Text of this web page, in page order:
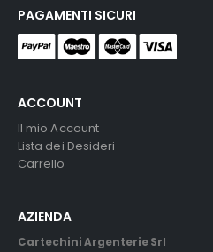
ACCOUNT
Il mio Account
Lista dei Desideri
Carrello
AZIENDA
Cartechini Argenterie Srl
PAGAMENTI SICURI